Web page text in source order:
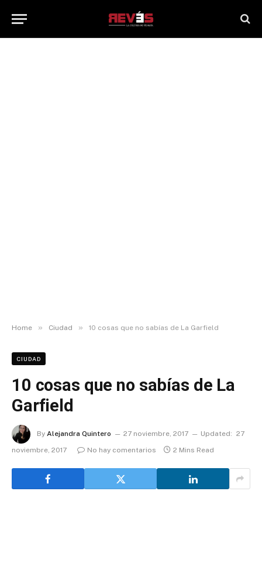
Home » Ciudad » 10 cosas que no sabías de La Garfield
CIUDAD
10 cosas que no sabías de La
Garfield
By Alejandra Quintero 27 noviembre, 2017 Updated: 27
noviembre, 2017
No hay comentarios 2 Mins Read